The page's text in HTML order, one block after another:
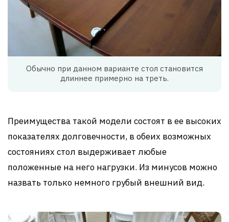
Обычно при данном варианте стол становится
длиннее примерно на треть.
Преимущества такой модели состоят в ее высоких
показателях долговечности, в обеих возможных
состояниях стол выдерживает любые
положенные на него нагрузки. Из минусов можно
назвать только немного грубый внешний вид.